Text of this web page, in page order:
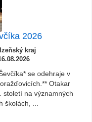
2026
kraj
se odehraje v
Otakar
století na významných
školách, ...